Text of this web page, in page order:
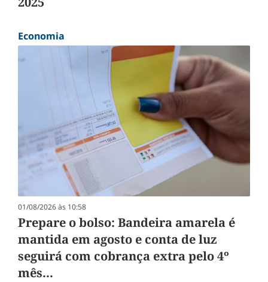
Economia
01/08/2026 às 10:58
Prepare o bolso: Bandeira amarela é
mantida em agosto e conta de luz
seguirá com cobrança extra pelo 4º
mês...